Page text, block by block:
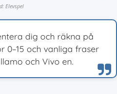
Elevspel
dig och räkna på
0–15 och vanliga fraser
och Vivo en.